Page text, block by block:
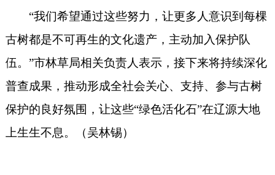
“我们希望通过这些努力，让更多人意识到每棵
古树都是不可再生的文化遗产，主动加入保护队
伍。”市林草局相关负责人表示，接下来将持续深化
普查成果，推动形成全社会关心、支持、参与古树
保护的良好氛围，让这些“绿色活化石”在辽源大地
上生生不息。（吴林锡）